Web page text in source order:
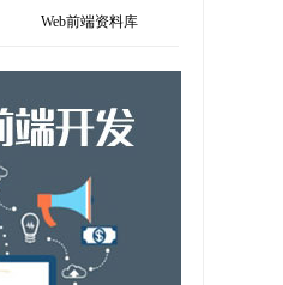
Web前端资料库